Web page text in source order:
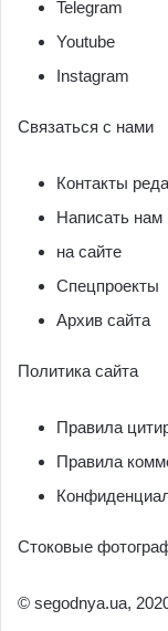
Telegram
Youtube
Instagram
Связаться с нами
Контакты
Написать нам
на сайте
Спецпроекты
Архив сайта
Политика сайта
Правила
Правила
Стоковые
© segodnya.ua,